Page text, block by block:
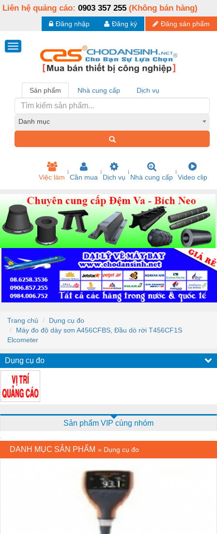
Liên hệ quảng cáo: 0903 357 255 (Không bán hàng)
Đăng sản phẩm
Đăng ký
Đăng nhập
Sản phẩm Nhà cung cấp Dịch vụ
Danh mục
Việc làm Cần mua Dịch vụ Nhà cung cấp Video clip
Trang chủ
Dụng cụ đo
Máy đo độ dày sơn A456CFBS, Đầu dò rời T456CF1S
Elcometer
Dụng cụ đo
Sản phẩm VIP cùng nhóm
DANH MỤC SẢN PHẨM » Dụng cụ đo